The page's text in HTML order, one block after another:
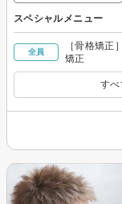
スペシャルメニュー
全員
［骨格矯正
矯正
す